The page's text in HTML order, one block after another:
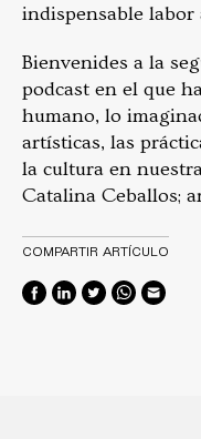
indispensable labor
Bienvenides a la
podcast en el que
humano, lo
artísticas, las
la cultura en
Catalina Ceballos;
COMPARTIR ARTÍCULO